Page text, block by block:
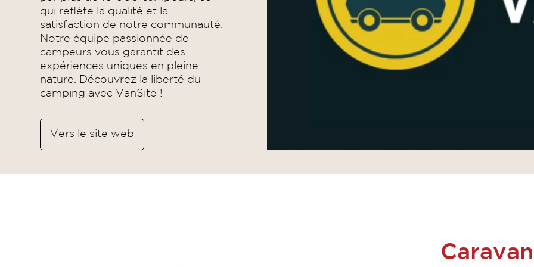
qui reflète la qualité et la
satisfaction de notre communauté.
Notre équipe passionnée de
campeurs vous garantit des
expériences uniques en pleine
nature. Découvrez la liberté du
camping avec VanSite !
Vers le site web